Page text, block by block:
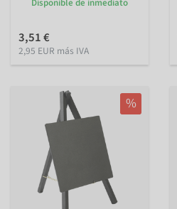
Disponible de inmediato
3,51 €
2,95 EUR más IVA
%